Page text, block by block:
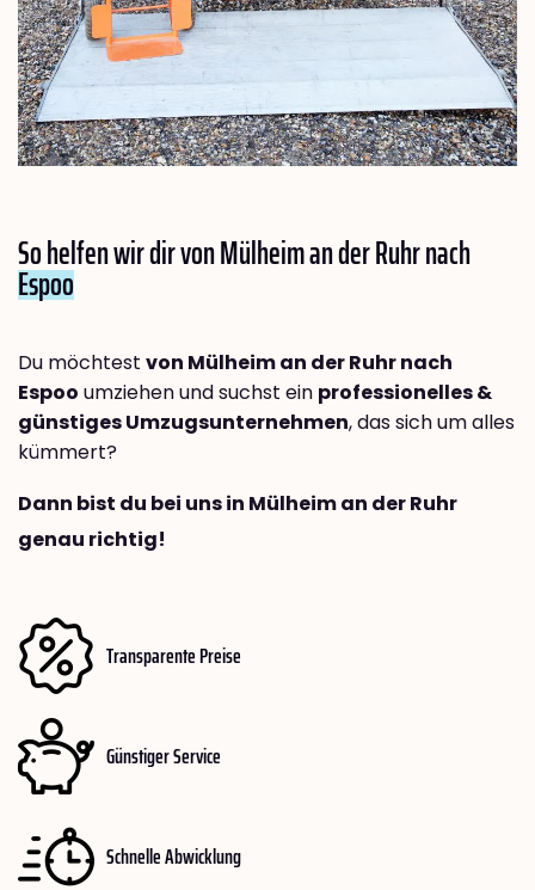
So helfen wir dir von Mülheim an der Ruhr nach
Espoo
Du möchtest von Mülheim an der Ruhr nach
Espoo umziehen und suchst ein professionelles &
günstiges Umzugsunternehmen, das sich um alles
kümmert?
Dann bist du bei uns in Mülheim an der Ruhr
genau richtig!
Transparente Preise
Günstiger Service
Schnelle Abwicklung